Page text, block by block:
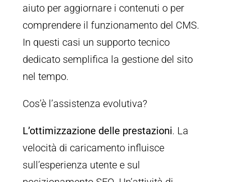
aiuto per aggiornare i contenuti o per
comprendere il funzionamento del CMS.
In questi casi un supporto tecnico
dedicato semplifica la gestione del sito
nel tempo.
Cos’è l’assistenza evolutiva?
L’ottimizzazione delle prestazioni. La
velocità di caricamento influisce
sull’esperienza utente e sul